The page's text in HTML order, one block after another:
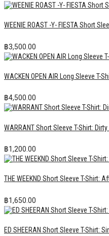
WEENIE ROAST -Y- FIESTA Short
฿3,500.00
WACKEN OPEN AIR Long Sleeve T-
฿4,500.00
WARRANT Short Sleeve T-Shirt:
฿1,200.00
THE WEEKND Short Sleeve T-Shirt:
฿1,650.00
ED SHEERAN Short Sleeve T-Shirt: